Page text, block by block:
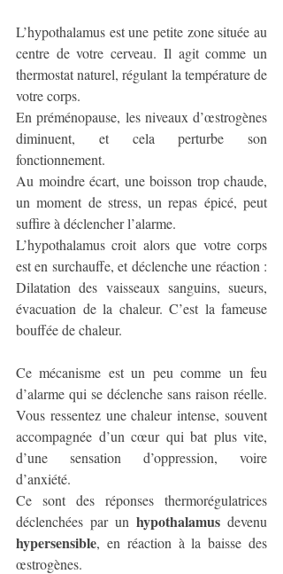
L’hypothalamus est une petite zone située au
centre de votre cerveau. Il agit comme un
thermostat naturel, régulant la température de
votre corps.
En préménopause, les niveaux d’œstrogènes
diminuent, et cela perturbe son
fonctionnement.
Au moindre écart, une boisson trop chaude,
un moment de stress, un repas épicé, peut
suffire à déclencher l’alarme.
L’hypothalamus croit alors que votre corps
est en surchauffe, et déclenche une réaction :
Dilatation des vaisseaux sanguins, sueurs,
évacuation de la chaleur. C’est la fameuse
bouffée de chaleur.
Ce mécanisme est un peu comme un feu
d’alarme qui se déclenche sans raison réelle.
Vous ressentez une chaleur intense, souvent
accompagnée d’un cœur qui bat plus vite,
d’une sensation d’oppression, voire
d’anxiété.
Ce sont des réponses thermorégulatrices
déclenchées par un hypothalamus
hypersensible, en réaction à la baisse des
œstrogènes.